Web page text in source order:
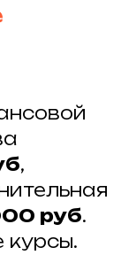
,
руб.
курсы.